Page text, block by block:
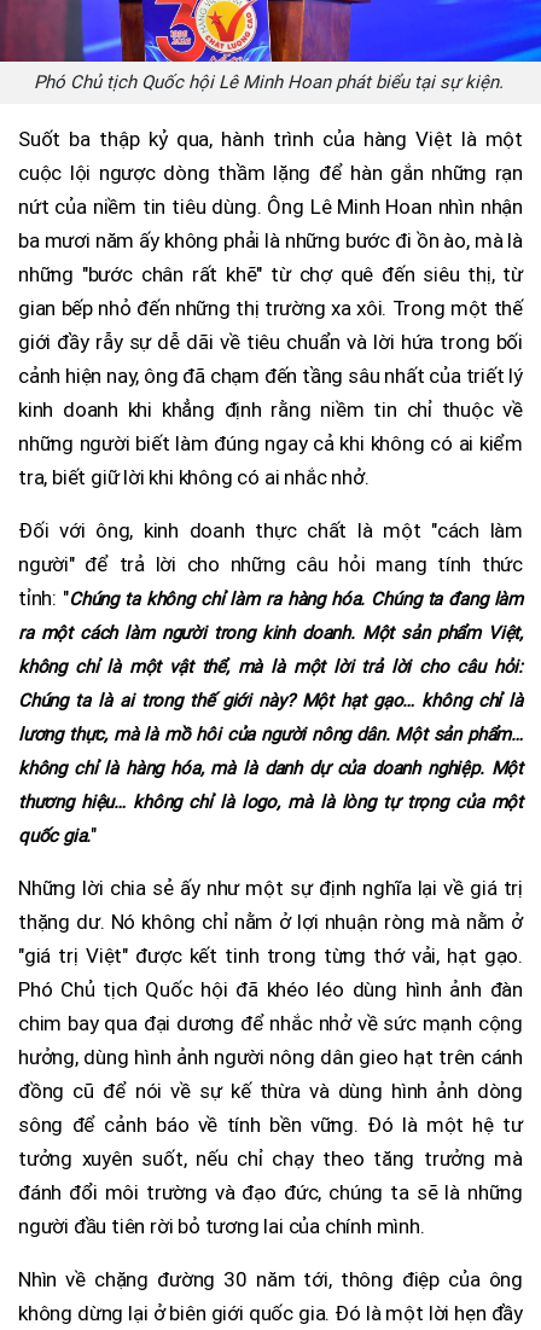
Phó Chủ tịch Quốc hội Lê Minh Hoan phát biểu tại sự kiện.
Suốt ba thập kỷ qua, hành trình của hàng Việt là một
cuộc lội ngược dòng thầm lặng để hàn gắn những rạn
nứt của niềm tin tiêu dùng. Ông Lê Minh Hoan nhìn nhận
ba mươi năm ấy không phải là những bước đi ồn ào, mà là
những "bước chân rất khẽ" từ chợ quê đến siêu thị, từ
gian bếp nhỏ đến những thị trường xa xôi. Trong một thế
giới đầy rẫy sự dễ dãi về tiêu chuẩn và lời hứa trong bối
cảnh hiện nay, ông đã chạm đến tầng sâu nhất của triết lý
kinh doanh khi khẳng định rằng niềm tin chỉ thuộc về
những người biết làm đúng ngay cả khi không có ai kiểm
tra, biết giữ lời khi không có ai nhắc nhở.
Đối với ông, kinh doanh thực chất là một "cách làm
người" để trả lời cho những câu hỏi mang tính thức
tỉnh: "Chúng ta không chỉ làm ra hàng hóa. Chúng ta đang làm
ra một cách làm người trong kinh doanh. Một sản phẩm Việt,
không chỉ là một vật thể, mà là một lời trả lời cho câu hỏi:
Chúng ta là ai trong thế giới này? Một hạt gạo… không chỉ là
lương thực, mà là mồ hôi của người nông dân. Một sản phẩm…
không chỉ là hàng hóa, mà là danh dự của doanh nghiệp. Một
thương hiệu… không chỉ là logo, mà là lòng tự trọng của một
quốc gia."
Những lời chia sẻ ấy như một sự định nghĩa lại về giá trị
thặng dư. Nó không chỉ nằm ở lợi nhuận ròng mà nằm ở
"giá trị Việt" được kết tinh trong từng thớ vải, hạt gạo.
Phó Chủ tịch Quốc hội đã khéo léo dùng hình ảnh đàn
chim bay qua đại dương để nhắc nhở về sức mạnh cộng
hưởng, dùng hình ảnh người nông dân gieo hạt trên cánh
đồng cũ để nói về sự kế thừa và dùng hình ảnh dòng
sông để cảnh báo về tính bền vững. Đó là một hệ tư
tưởng xuyên suốt, nếu chỉ chạy theo tăng trưởng mà
đánh đổi môi trường và đạo đức, chúng ta sẽ là những
người đầu tiên rời bỏ tương lai của chính mình.
Nhìn về chặng đường 30 năm tới, thông điệp của ông
không dừng lại ở biên giới quốc gia. Đó là một lời hẹn đầy